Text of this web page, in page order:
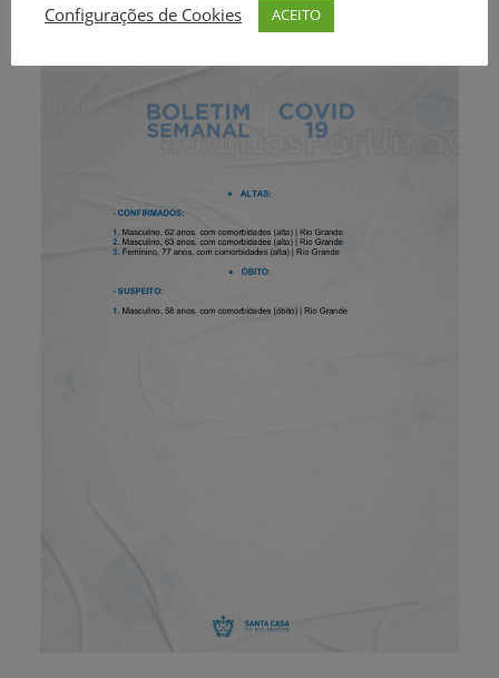
Configurações de Cookies
ACEITO